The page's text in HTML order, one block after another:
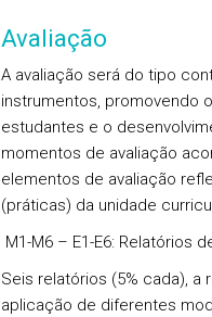
Avaliação
A avaliação será do tipo
instrumentos, promovendo
estudantes e o
momentos de avaliação
elementos de avaliação
(práticas) da unidade
M1-M6 – E1-E6: Relatórios
Seis relatórios (5% cada),
aplicação de diferentes